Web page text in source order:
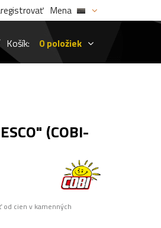
Mena
Košík: 0 položiek
(COBI-
od cien v kamenných